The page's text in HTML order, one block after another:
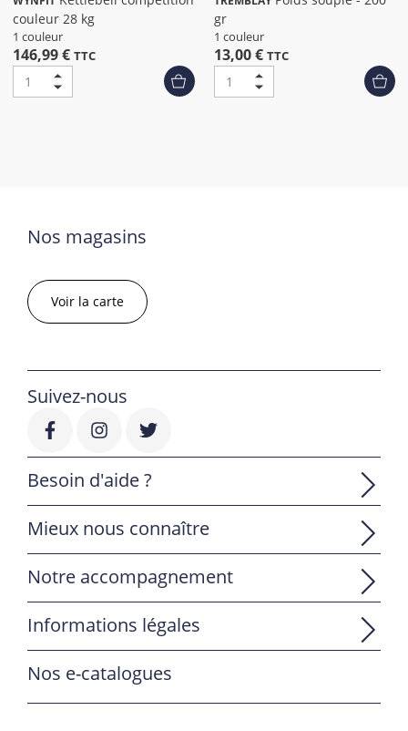
couleur 28 kg
1 couleur
146,99 € TTC
gr
1 couleur
13,00 € TTC
Nos magasins
Voir la carte
Suivez-nous
Besoin d'aide ?
Mieux nous connaître
Notre accompagnement
Informations légales
Nos e-catalogues